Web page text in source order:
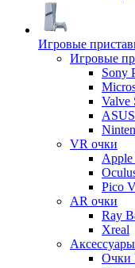
Игровые
Игровые
Sony
Valve
VR очки
Pico
AR очки
Ray
Xreal
Очки